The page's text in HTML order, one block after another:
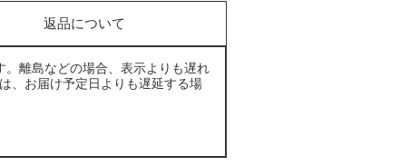
返品について
離島などの場合、表示よりも遅れ
、お届け予定日よりも遅延する場